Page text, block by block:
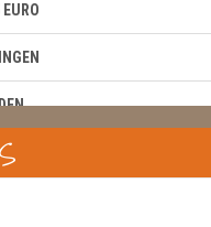
KAARTEN E.A.R.T.H.